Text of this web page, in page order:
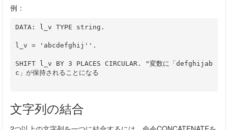
例：
DATA: l_v TYPE string.
l_v = 'abcdefghij''.
SHIFT l_v BY 3 PLACES CIRCULAR. "変数に「defghijab
c」が保持されることになる
文字列の結合